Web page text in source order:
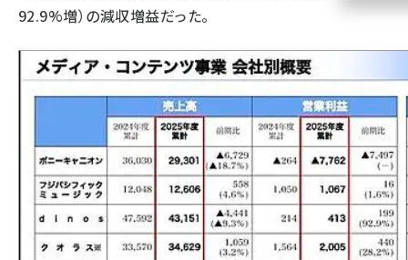
92.9%増）の減収増益だった。
参